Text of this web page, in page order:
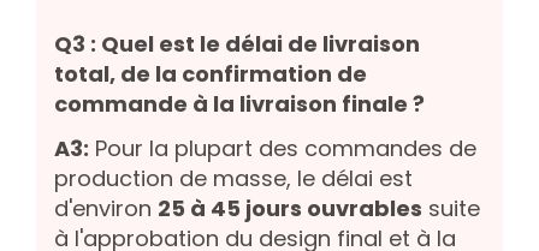
Q3 : Quel est le délai de livraison
total, de la confirmation de
commande à la livraison finale ?
A3: Pour la plupart des commandes de
production de masse, le délai est
d'environ 25 à 45 jours ouvrables suite
à l'approbation du design final et à la